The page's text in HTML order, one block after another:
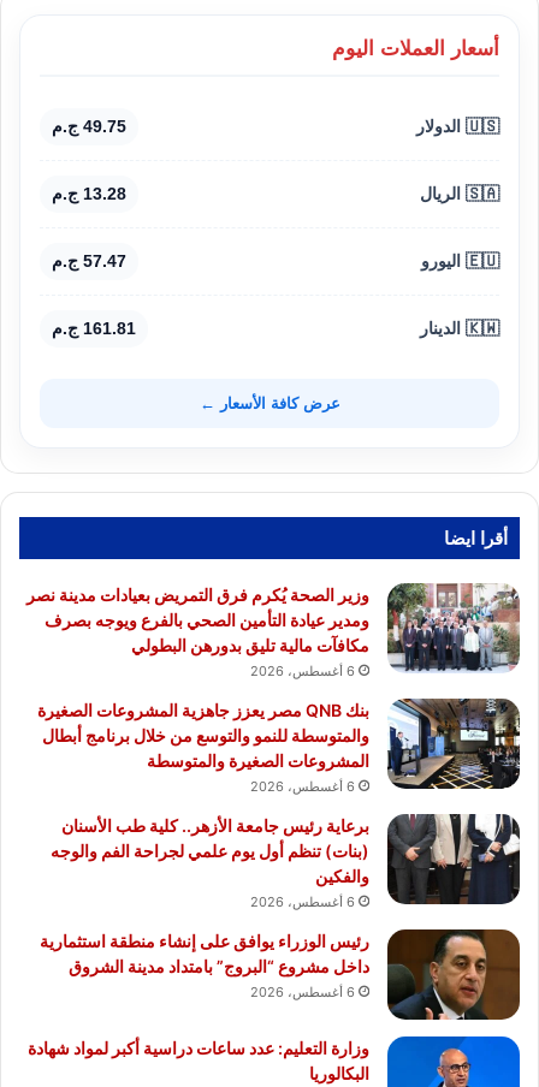
أسعار العملات اليوم
🇺🇸 الدولار 49.75 ج.م
🇸🇦 الريال 13.28 ج.م
🇪🇺 اليورو 57.47 ج.م
🇰🇼 الدينار 161.81 ج.م
عرض كافة الأسعار ←
أقرا ايضا
وزير الصحة يُكرم فرق التمريض بعيادات مدينة نصر
ومدير عيادة التأمين الصحي بالفرع ويوجه بصرف
مكافآت مالية تليق بدورهن البطولي
6 أغسطس، 2026
بنك QNB مصر يعزز جاهزية المشروعات الصغيرة
والمتوسطة للنمو والتوسع من خلال برنامج أبطال
المشروعات الصغيرة والمتوسطة
6 أغسطس، 2026
برعاية رئيس جامعة الأزهر.. كلية طب الأسنان
(بنات) تنظم أول يوم علمي لجراحة الفم والوجه
والفكين
6 أغسطس، 2026
رئيس الوزراء يوافق على إنشاء منطقة استثمارية
داخل مشروع “البروج” بامتداد مدينة الشروق
6 أغسطس، 2026
وزارة التعليم: عدد ساعات دراسية أكبر لمواد شهادة
البكالوريا